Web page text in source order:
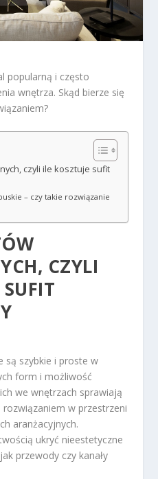
popularną i często
wnętrza. Skąd bierze się
czyli ile kosztuje sufit
– czy takie rozwiązanie
CZYLI
są szybkie i proste w
form i możliwość
we wnętrzach sprawiają
w przestrzeni
aranżacyjnych.
ukryć nieestetyczne
przewody czy kanały